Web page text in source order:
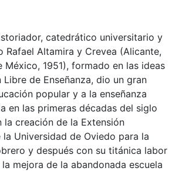
catedrático universitario y
Rafael Altamira y Crevea (Alicante,
México, 1951), formado en las ideas
de Enseñanza, dio un gran
popular y a la enseñanza
en las primeras décadas del siglo
la creación de la Extensión
Universidad de Oviedo para la
y después con su titánica labor
mejora de la abandonada escuela